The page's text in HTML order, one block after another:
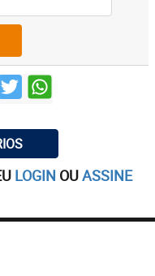
LOGIN OUASSINE